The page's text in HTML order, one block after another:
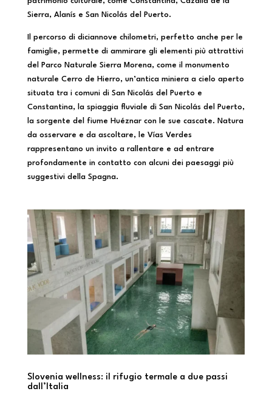
Sierra, Alanís e San Nicolás del Puerto.
Il percorso di diciannove chilometri, perfetto anche per le
famiglie, permette di ammirare gli elementi più attrattivi
del Parco Naturale Sierra Morena, come il monumento
naturale Cerro de Hierro, un’antica miniera a cielo aperto
situata tra i comuni di San Nicolás del Puerto e
Constantina, la spiaggia fluviale di San Nicolás del Puerto,
la sorgente del fiume Huéznar con le sue cascate. Natura
da osservare e da ascoltare, le Vías Verdes
rappresentano un invito a rallentare e ad entrare
profondamente in contatto con alcuni dei paesaggi più
suggestivi della Spagna.
Slovenia wellness: il rifugio termale a due passi
dall’Italia